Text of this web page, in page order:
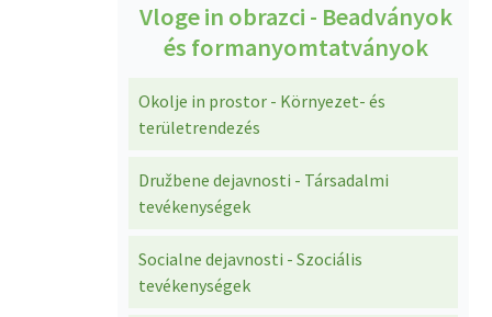
Vloge in obrazci - Beadványok
és formanyomtatványok
Okolje in prostor - Környezet- és
területrendezés
Družbene dejavnosti - Társadalmi
tevékenységek
Socialne dejavnosti - Szociális
tevékenységek